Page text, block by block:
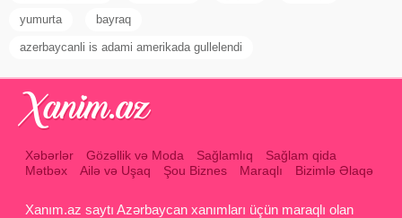
yumurta bayraq
azerbaycanli is adami amerikada gullelendi
Xəbərlər Gözəllik və Moda Sağlamlıq
Sağlam qida
Mətbəx
Ailə və Uşaq Şou Biznes Maraqlı Bizimlə Əlaqə
Xanım.az saytı Azərbaycan xanımları üçün maraqlı olan